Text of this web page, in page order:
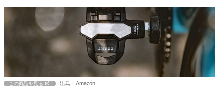
この商品を見る 出典：Amazon